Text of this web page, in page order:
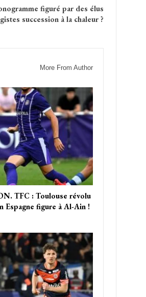
figuré par des élus
succession à la chaleur ?
More From Author
TFC : Toulouse révolu
Espagne figure à Al-Ain !